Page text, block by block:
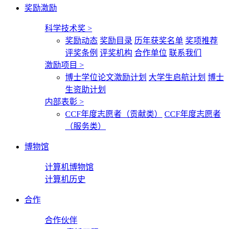
奖励激励
科学技术奖 >
奖励动态 奖励目录 历年获奖名单 奖项推荐
评奖条例 评奖机构 合作单位 联系我们
激励项目 >
博士学位论文激励计划 大学生启航计划 博士
生资助计划
内部表彰 >
CCF年度志愿者（贡献类）
CCF年度志愿者
（服务类）
博物馆
计算机博物馆
计算机历史
合作
合作伙伴